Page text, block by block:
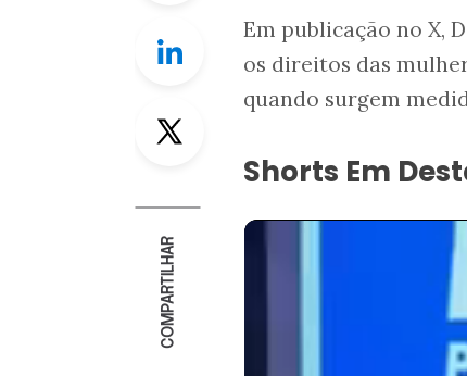
Linkedin
Twitter
COMPARTILHAR
Em publicação no X,
os direitos das
quando surgem
Shorts Em